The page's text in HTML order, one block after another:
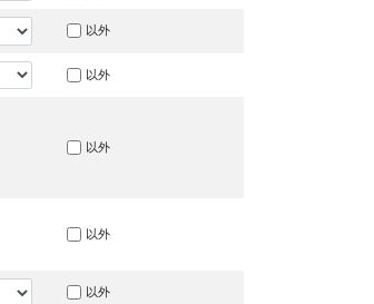
以外
以外
以外
以外
以外